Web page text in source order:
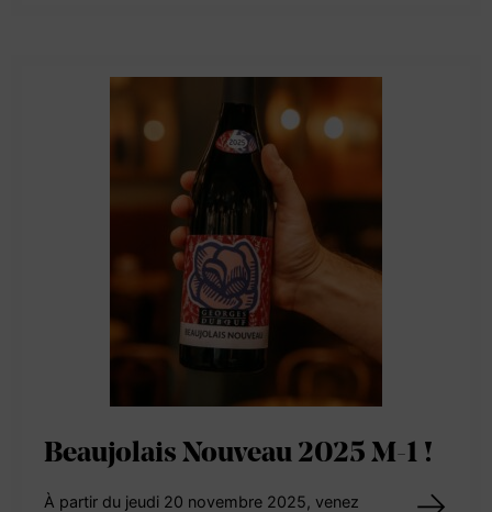
Beaujolais Nouveau 2025 M-1 !
À partir du jeudi 20 novembre 2025, venez